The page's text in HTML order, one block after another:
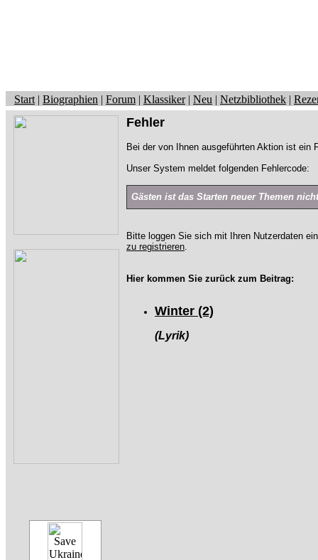
Start | Biographien | Forum | Klassiker| Neu | Netzbibliothek |
Fehler
Bei der von Ihnen ausgeführten Aktion ist ein
Unser System meldet folgenden Fehlercode:
Gästen ist das Starten neuer Themen
Bitte loggen Sie sich mit Ihren Nutzerdaten
zu registrieren.
Hier kommen Sie zurück zum Beitrag:
Winter (2)
(Lyrik)